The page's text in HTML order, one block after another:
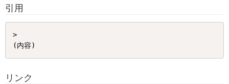
引用
>
リンク